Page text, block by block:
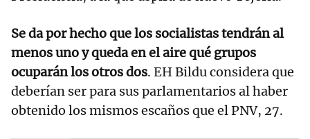
Se da por hecho que los socialistas tendrán al
menos uno y queda en el aire qué grupos
ocuparán los otros dos. EH Bildu considera que
deberían ser para sus parlamentarios al haber
obtenido los mismos escaños que el PNV, 27.